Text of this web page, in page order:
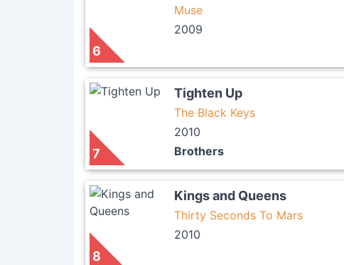
6
Muse
2009
7
Tighten Up
The Black Keys
2010
Brothers
8
Kings and Queens
Thirty Seconds To Mars
2010